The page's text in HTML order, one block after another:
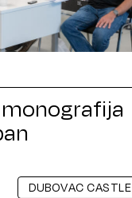
DUBOVAC CASTLE